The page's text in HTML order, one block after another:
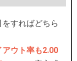
すればどちら
アウト率も2.00